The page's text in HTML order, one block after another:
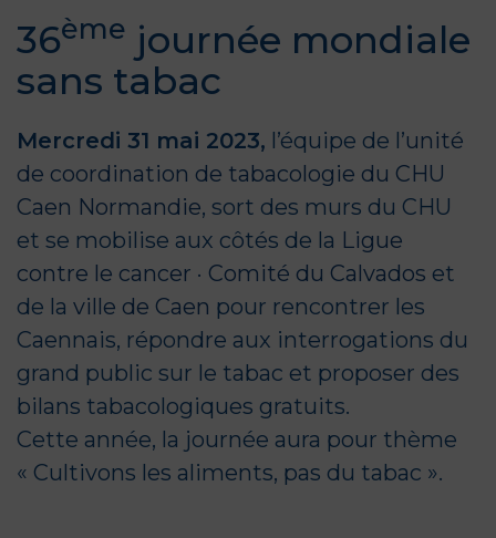
36ème journée mondiale
sans tabac
Mercredi 31 mai 2023, l’équipe de l’unité
de coordination de tabacologie du CHU
Caen Normandie, sort des murs du CHU
et se mobilise aux côtés de la Ligue
contre le cancer · Comité du Calvados et
de la ville de Caen pour rencontrer les
Caennais, répondre aux interrogations du
grand public sur le tabac et proposer des
bilans tabacologiques gratuits.
Cette année, la journée aura pour thème
« Cultivons les aliments, pas du tabac ».